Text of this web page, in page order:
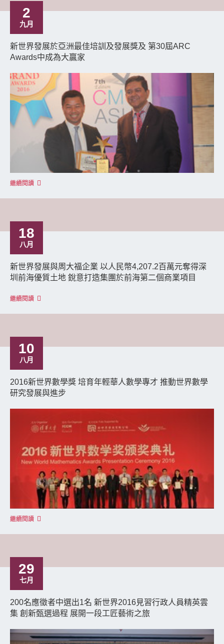
2
九月
新世界發展於亞洲最佳培訓及發展獎及 第30屆ARC
Awards中成為大贏家
繼續閱讀
18
八月
新世界發展與周大福企業 以人民幣4,207.2百萬元奪得深
圳前海優質土地 銳意打造集團於前海第二個商業項目
繼續閱讀
10
八月
2016新世界數學獎 培育年輕華人數學專才 推動世界數學
研究發展與進步
繼續閱讀
29
七月
200名應徵者中選出1名 新世界2016見習行政人員精英雲
集 創新甄選過程 展開一段工匠藝術之旅